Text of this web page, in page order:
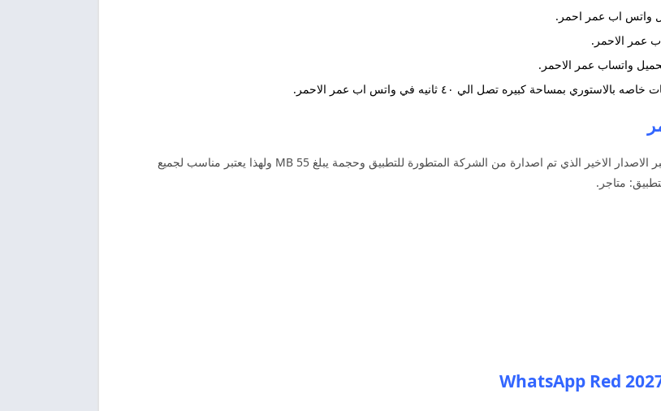
واتس اب عمر احمر.
عمر الاحمر.
واتساب عمر الاحمر.
هو v46 حيث يعتبر الاصدار الاخير الذي تم اصدارة من الشركة المتطورة للتطبيق وحجمة يبلغ 55 MB ولهذا يعتبر مناسب لجميع
متاجر.